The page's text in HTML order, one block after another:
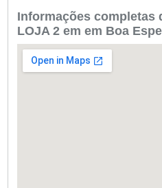
Informações completas
LOJA 2 em em Boa